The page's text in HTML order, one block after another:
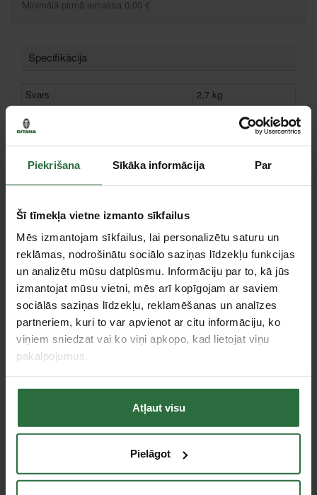
Piekrišana Sīkāka informācija Par
Šī tīmekļa vietne izmanto sīkfailus
Mēs izmantojam sīkfailus, lai personalizētu saturu un
reklāmas, nodrošinātu sociālo saziņas līdzekļu funkcijas
un analizētu mūsu datplūsmu. Informāciju par to, kā jūs
izmantojat mūsu vietni, mēs arī kopīgojam ar saviem
sociālās saziņas līdzekļu, reklamēšanas un analīzes
partneriem, kuri to var apvienot ar citu informāciju, ko
viņiem sniedzat vai ko viņi apkopo, kad lietojat viņu
pakalpojumus.
Atļaut visu
Pielāgot
Minimālā pirmā iemaksa 0.00 €
Specifikācija
Svars
2,7 kg
1400-4200 apgr./min
Jauda
Garantija fiziskām personām, mēn.
Garantija juridiskām personām, mēn.
36
Piederumi
Antivibrācijas rokturis
FLEX GS-M M8 SV/S
14,76 €